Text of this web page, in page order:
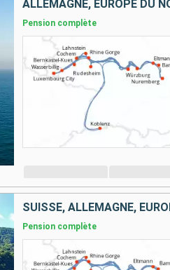
ALLEMAGNE, EUROPE DU
Pension complète
SUISSE, ALLEMAGNE,
Pension complète